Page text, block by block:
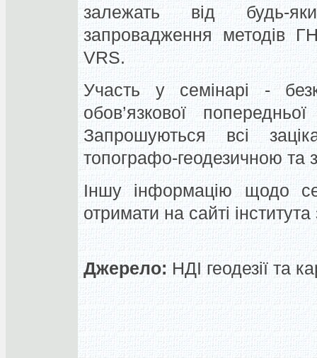
залежать від будь-
запровадження методів
VRS.
Участь у семінарі -
обов’язкової
Запрошуються всі
топографо-геодезичною та
Іншу інформацію щодо
отримати на сайті
Джерело: НДІ геодезії та